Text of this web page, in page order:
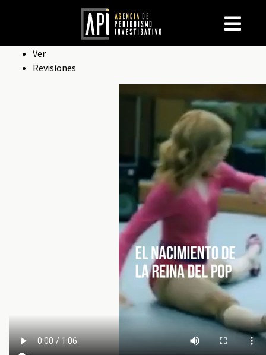
Solapas
Ver
Revisiones